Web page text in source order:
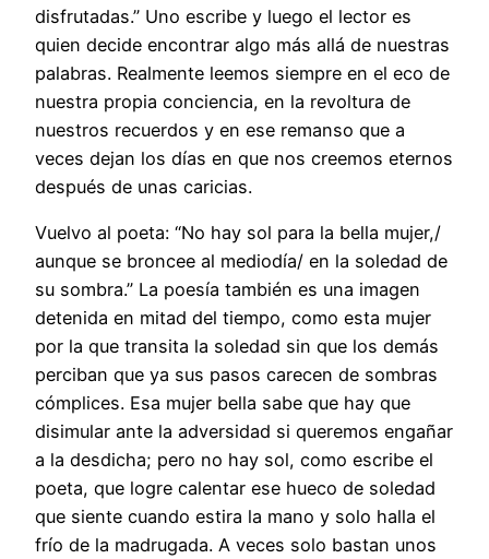
disfrutadas.” Uno escribe y luego el lector es
quien decide encontrar algo más allá de nuestras
palabras. Realmente leemos siempre en el eco de
nuestra propia conciencia, en la revoltura de
nuestros recuerdos y en ese remanso que a
veces dejan los días en que nos creemos eternos
después de unas caricias.
Vuelvo al poeta: “No hay sol para la bella mujer,/
aunque se broncee al mediodía/ en la soledad de
su sombra.” La poesía también es una imagen
detenida en mitad del tiempo, como esta mujer
por la que transita la soledad sin que los demás
perciban que ya sus pasos carecen de sombras
cómplices. Esa mujer bella sabe que hay que
disimular ante la adversidad si queremos engañar
a la desdicha; pero no hay sol, como escribe el
poeta, que logre calentar ese hueco de soledad
que siente cuando estira la mano y solo halla el
frío de la madrugada. A veces solo bastan unos